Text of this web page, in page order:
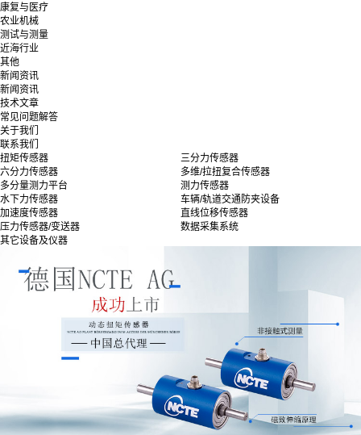
康复与医疗
农业机械
测试与测量
近海行业
其他
新闻资讯
新闻资讯
技术文章
常见问题解答
关于我们
联系我们
扭矩传感器
三分力传感器
六分力传感器
多维/拉扭复合传感器
多分量测力平台
测力传感器
水下力传感器
车辆/轨道交通防夹设备
加速度传感器
直线位移传感器
压力传感器/变送器
数据采集系统
其它设备及仪器